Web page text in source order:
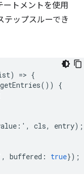
ートメントを使用
テップスルーでき
) => {
getEntries())
{
: ' , cls, entry);
, buffered : true});